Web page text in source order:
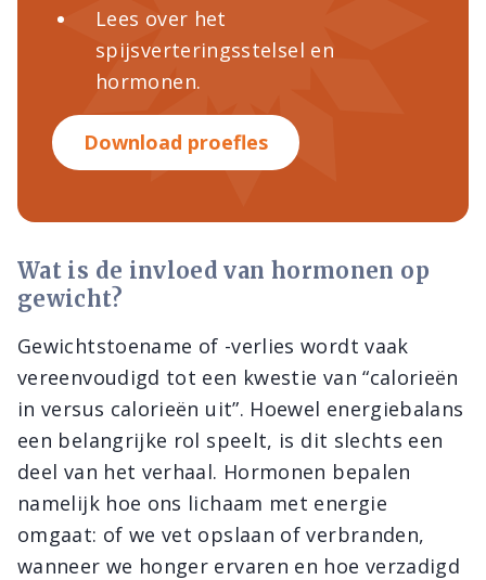
Lees over het
spijsverteringsstelsel en
hormonen.
Download proefles
Wat is de invloed van hormonen op
gewicht?
Gewichtstoename of -verlies wordt vaak
vereenvoudigd tot een kwestie van “calorieën
in versus calorieën uit”. Hoewel energiebalans
een belangrijke rol speelt, is dit slechts een
deel van het verhaal. Hormonen bepalen
namelijk hoe ons lichaam met energie
omgaat: of we vet opslaan of verbranden,
wanneer we honger ervaren en hoe verzadigd